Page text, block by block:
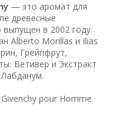
— это аромат для
древесные
выпущен в 2002 году.
Alberto Morillas и Ilias
Грейпфрут,
Ветивер и Экстракт
pour Homme